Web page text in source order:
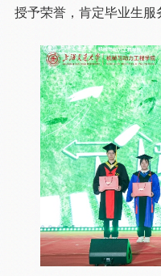
授予荣誉，肯定毕业生服